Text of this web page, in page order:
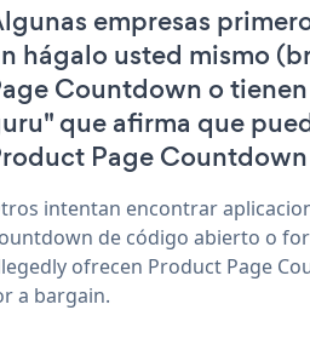
empresas
hágalo usted mismo
Countdown o
que afirma que
Page
intentan encontrar
de código abierto o
ofrecen Product Page
a bargain.